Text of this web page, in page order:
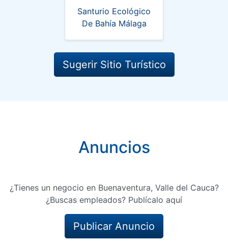
Santurio Ecológico
De Bahía Málaga
Sugerir Sitio Turístico
Anuncios
¿Tienes un negocio en Buenaventura, Valle del Cauca?
¿Buscas empleados? Publícalo aquí
Publicar Anuncio